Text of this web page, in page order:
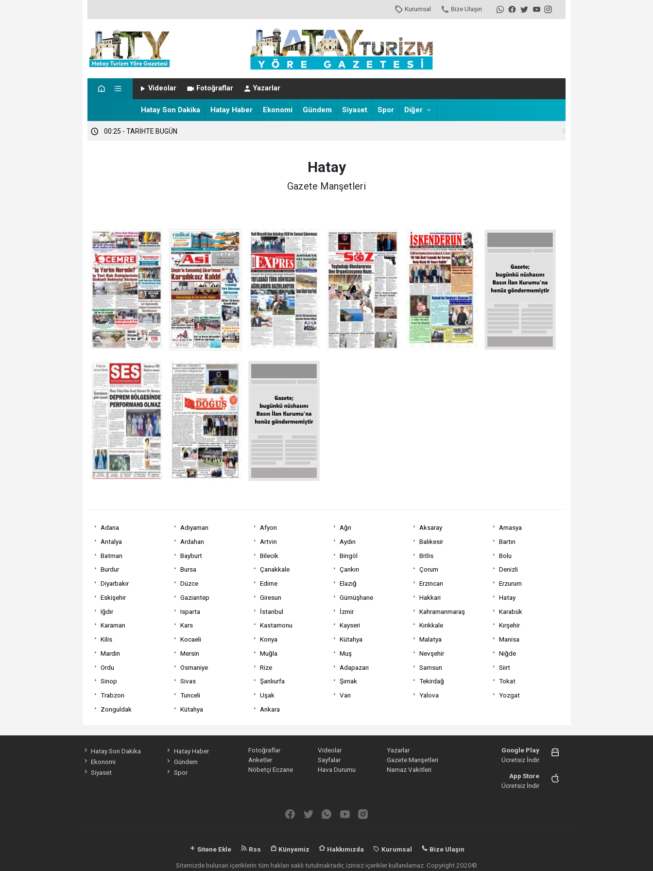
Kurumsal Bize Ulaşın
Videolar Fotoğraflar Yazarlar
Hatay Son Dakika Hatay Haber Ekonomi Gündem Siyaset Spor Diğer
00:25 - TARİHTE BUGÜN
Hatay
Gazete Manşetleri
Adana Adıyaman Afyon Ağrı Aksaray
Amasya
Antalya
Ardahan Artvin Aydın Balıkesir
Bartın
Batman
Bayburt Bilecik Bingöl Bitlis
Bolu
Burdur
Bursa Çanakkale Çankırı Çorum
Denizli
Diyarbakır
Düzce Edirne Elazığ Erzincan
Erzurum
Eskişehir
Gaziantep Giresun Gümüşhane Hakkari
Hatay
Iğdır
Isparta İstanbul İzmir Kahramanmaraş
Karabük
Karaman
Kars Kastamonu Kayseri Kırıkkale
Kırşehir
Kilis
Kocaeli Konya Kütahya Malatya
Manisa
Mardin
Mersin Muğla Muş Nevşehir
Niğde
Ordu
Osmaniye Rize Adapazarı Samsun
Siirt
Sinop
Sivas Şanlıurfa Şırnak Tekirdağ
Tokat
Trabzon
Tunceli Uşak Van Yalova
Yozgat
Zonguldak
Kütahya Ankara
Hatay Son Dakika
Hatay Haber
Ekonomi
Gündem
Siyaset
Spor
Fotoğraflar Videolar
Yazarlar
Anketler
Sayfalar
Gazete Manşetleri
Nöbetçi Eczane
Hava Durumu Namaz Vakitleri
Google Play
Ücretsiz İndir
App Store
Ücretsiz İndir
Sitene Ekle Rss Künyemiz Hakkımızda Kurumsal Bize Ulaşın
Sitemizde bulunan içeriklerin tüm hakları saklı tutulmaktadır, izinsiz içerikler kullanılamaz. Copyright 2020©